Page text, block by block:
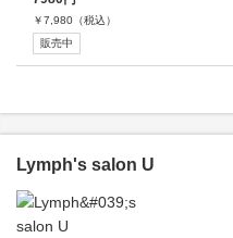
￥7,980 （税込）
販売中
Lymph's salon U